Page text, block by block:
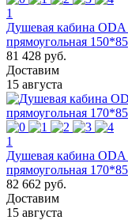
1
Душевая кабина
прямоугольная 150*85
81 428 руб.
Доставим
15 августа
1
Душевая кабина
прямоугольная 170*85
82 662 руб.
Доставим
15 августа